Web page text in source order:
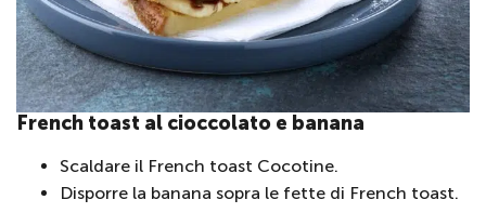
French toast al cioccolato e banana
Scaldare il French toast Cocotine.
Disporre la banana sopra le fette di French toast.